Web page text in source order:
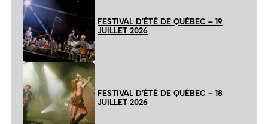
FESTIVAL D’ÉTÉ DE QUÉBEC – 19
JUILLET 2026
FESTIVAL D’ÉTÉ DE QUÉBEC – 18
JUILLET 2026